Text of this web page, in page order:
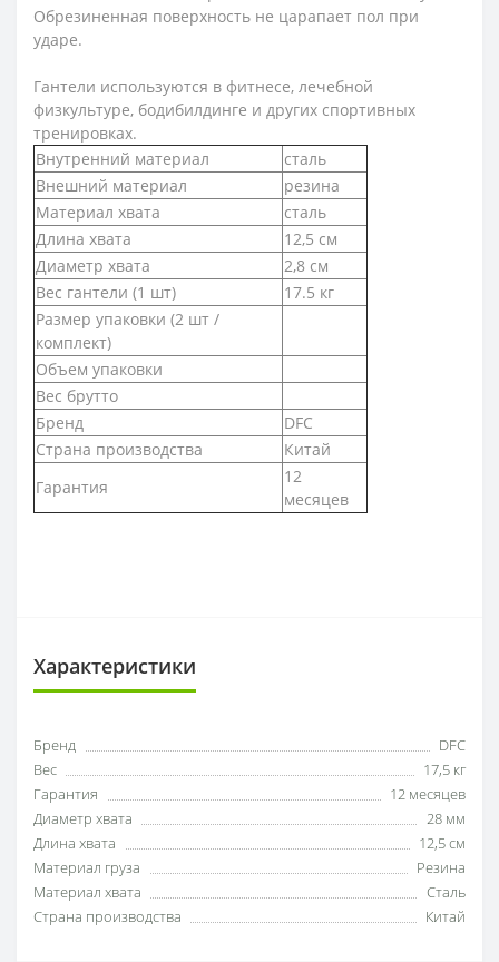
Обрезиненная поверхность не царапает пол при
ударе.
Гантели используются в фитнесе, лечебной
физкультуре, бодибилдинге и других спортивных
тренировках.
Внутренний материал
сталь
Внешний материал
резина
Материал хвата
сталь
Длина хвата
12,5 см
Диаметр хвата
2,8 см
Вес гантели (1 шт)
17.5 кг
Размер упаковки (2 шт /
комплект)
Объем упаковки
Вес брутто
Бренд
DFC
Страна производства
Китай
Гарантия
12
месяцев
Характеристики
Бренд
DFC
Вес
17,5 кг
Гарантия
12 месяцев
Диаметр хвата
28 мм
Длина хвата
12,5 см
Материал груза
Резина
Материал хвата
Сталь
Страна производства
Китай